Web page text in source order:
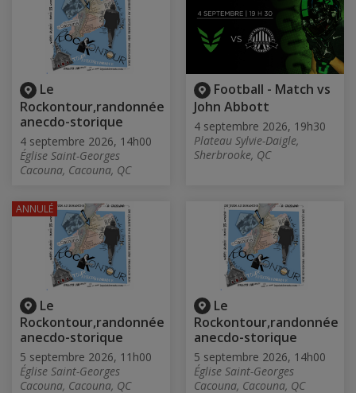
Le
Rockontour,randonnée
anecdo-storique
4 septembre 2026, 14h00
Église Saint-Georges
Cacouna, Cacouna, QC
Football - Match vs
John Abbott
4 septembre 2026, 19h30
Plateau Sylvie-Daigle,
Sherbrooke, QC
Le
Rockontour,randonnée
anecdo-storique
5 septembre 2026, 11h00
Église Saint-Georges
Cacouna, Cacouna, QC
ANNULÉ
Le
Rockontour,randonnée
anecdo-storique
5 septembre 2026, 14h00
Église Saint-Georges
Cacouna, Cacouna, QC